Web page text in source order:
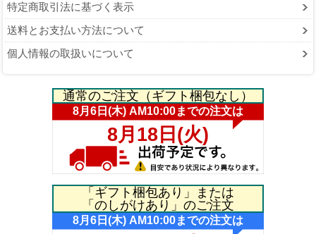
特定商取引法に基づく表示
送料とお支払い方法について
個人情報の取扱いについて
通常のご注文（ギフト梱包なし）
「ギフト梱包あり」または
「のしがけあり」のご注文